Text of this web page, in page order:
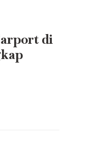
di